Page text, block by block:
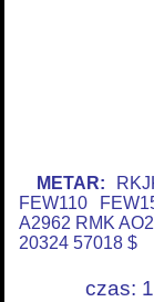
METAR:
FEW110
A2962 RMK
20324 57018 $
czas: